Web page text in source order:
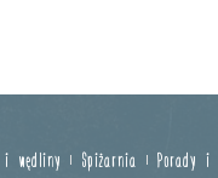
i wędliny Spiżarnia Porady i